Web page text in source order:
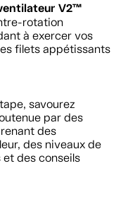
V2™
rotation
à exercer vos
filets appétissants
savourez
par des
des
des niveaux de
des conseils